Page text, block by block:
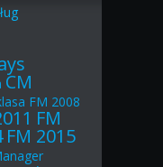
CM
FM 2008
FM
FM 2015